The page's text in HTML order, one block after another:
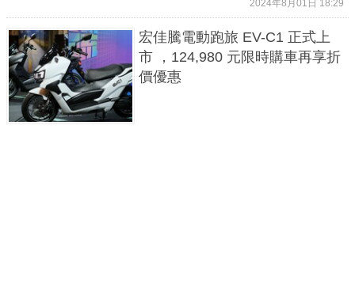
2024年8月01日 18:29
宏佳騰電動跑旅 EV-C1 正式上
市 ，124,980 元限時購車再享折
價優惠